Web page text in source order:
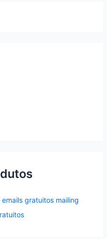
emails gratuitos mailing